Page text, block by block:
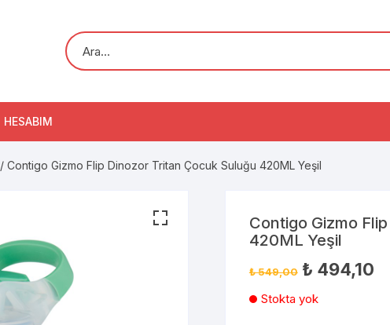
HESABIM
/ Contigo Gizmo Flip Dinozor Tritan Çocuk Suluğu 420ML Yeşil
Contigo Gizmo
420ML Yeşil
₺549,00 ₺ 494,10
Stokta yok